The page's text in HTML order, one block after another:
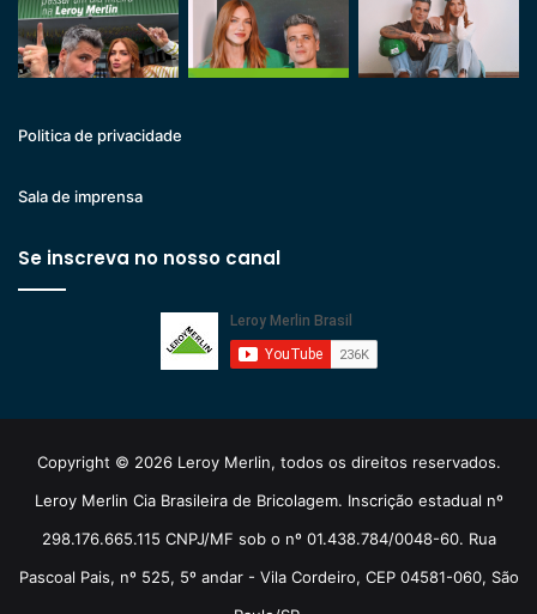
Politica de privacidade
Sala de imprensa
Se inscreva no nosso canal
Copyright © 2026 Leroy Merlin, todos os direitos reservados.
Leroy Merlin Cia Brasileira de Bricolagem. Inscrição estadual nº
298.176.665.115 CNPJ/MF sob o nº 01.438.784/0048-60. Rua
Pascoal Pais, nº 525, 5º andar - Vila Cordeiro, CEP 04581-060, São